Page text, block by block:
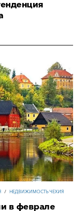
/ НЕДВИЖИМОСТЬ ЧЕХИЯ
в феврале